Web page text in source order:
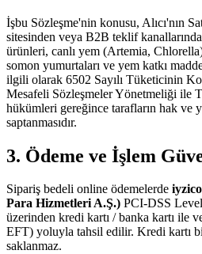
İşbu Sözleşme'nin konusu, Alıcı'nın
sitesinden veya B2B teklif
ürünleri, canlı yem (Artemia,
somon yumurtaları ve yem katkı
ilgili olarak 6502 Sayılı Tüketicinin
Mesafeli Sözleşmeler Yönetmeliği ile
hükümleri gereğince tarafların hak ve
saptanmasıdır.
3. Ödeme ve İşlem
Sipariş bedeli online ödemelerde
Para Hizmetleri A.Ş.) PCI-DSS Level
üzerinden kredi kartı / banka kartı ile
EFT) yoluyla tahsil edilir. Kredi kartı
saklanmaz.